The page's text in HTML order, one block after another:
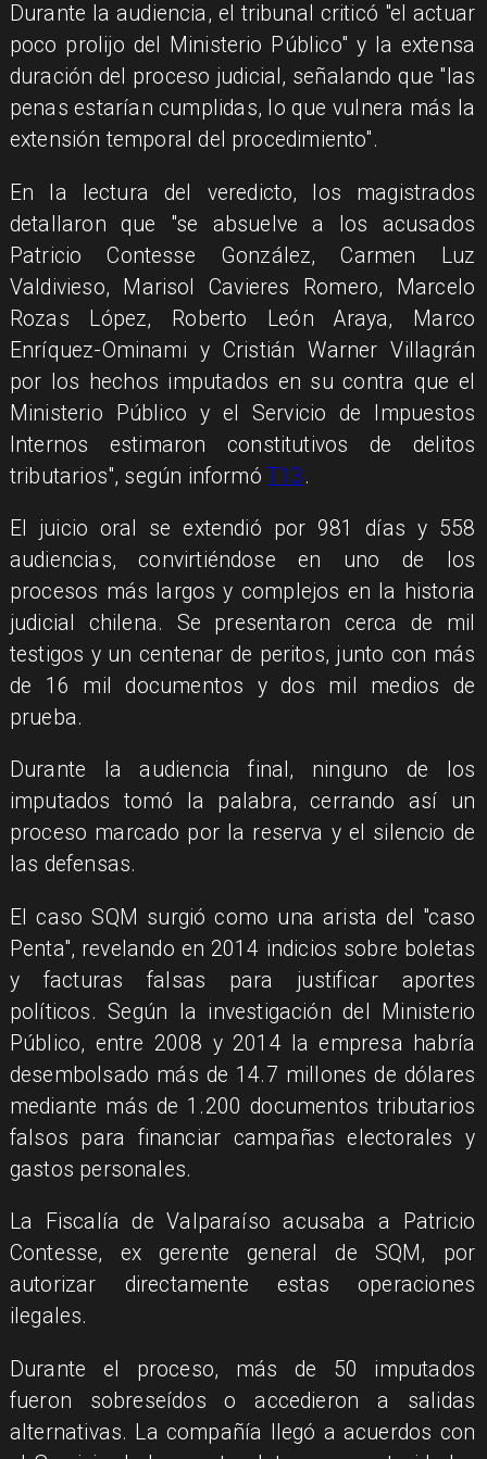
Durante la audiencia, el tribunal criticó "el actuar
poco prolijo del Ministerio Público" y la extensa
duración del proceso judicial, señalando que "las
penas estarían cumplidas, lo que vulnera más la
extensión temporal del procedimiento".
En la lectura del veredicto, los magistrados
detallaron que "se absuelve a los acusados
Patricio Contesse González, Carmen Luz
Valdivieso, Marisol Cavieres Romero, Marcelo
Rozas López, Roberto León Araya, Marco
Enríquez-Ominami y Cristián Warner Villagrán
por los hechos imputados en su contra que el
Ministerio Público y el Servicio de Impuestos
Internos estimaron constitutivos de delitos
tributarios", según informóT13 .
El juicio oral se extendió por 981 días y 558
audiencias, convirtiéndose en uno de los
procesos más largos y complejos en la historia
judicial chilena. Se presentaron cerca de mil
testigos y un centenar de peritos, junto con más
de 16 mil documentos y dos mil medios de
prueba.
Durante la audiencia final, ninguno de los
imputados tomó la palabra, cerrando así un
proceso marcado por la reserva y el silencio de
las defensas.
El caso SQM surgió como una arista del "caso
Penta", revelando en 2014 indicios sobre boletas
y facturas falsas para justificar aportes
políticos. Según la investigación del Ministerio
Público, entre 2008 y 2014 la empresa habría
desembolsado más de 14.7 millones de dólares
mediante más de 1.200 documentos tributarios
falsos para financiar campañas electorales y
gastos personales.
La Fiscalía de Valparaíso acusaba a Patricio
Contesse, ex gerente general de SQM, por
autorizar directamente estas operaciones
ilegales.
Durante el proceso, más de 50 imputados
fueron sobreseídos o accedieron a salidas
alternativas. La compañía llegó a acuerdos con